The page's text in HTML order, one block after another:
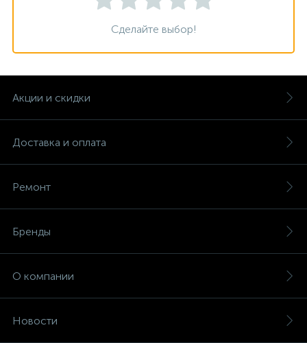
Сделайте выбор!
Акции и скидки
Доставка и оплата
Ремонт
Бренды
О компании
Новости